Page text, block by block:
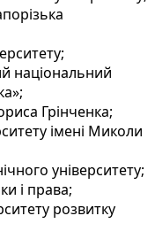
національний
Грінченка;
імені Миколи
університету;
і права;
розвитку